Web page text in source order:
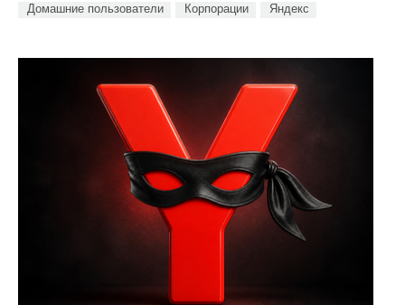
Домашние пользователи
Корпорации Яндекс